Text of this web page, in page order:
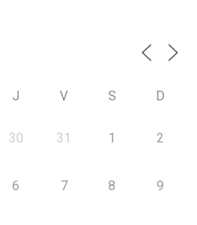
J V S D
30 31 1 2
6 7 8 9